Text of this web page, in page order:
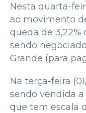
Nesta quarta-
ao movimento
queda de 3,22%
sendo
Grande (para
Na terça-feira
sendo vendida
que tem escala